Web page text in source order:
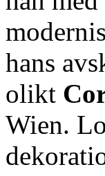
hans
olikt
Wien.